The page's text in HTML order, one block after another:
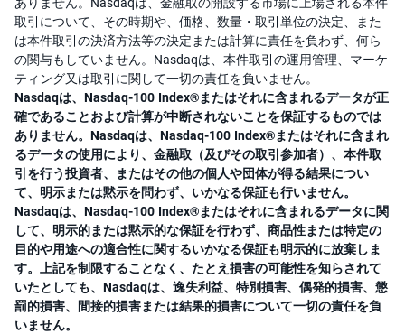
取引について、その時期や、価格、数量・取引単位の決定、また
は本件取引の決済方法等の決定または計算に責任を負わず、何ら
の関与もしていません。Nasdaqは、本件取引の運用管理、マーケ
ティング又は取引に関して一切の責任を負いません。
Nasdaqは、Nasdaq-100 Index®またはそれに含まれるデータが正
確であることおよび計算が中断されないことを保証するものでは
ありません。Nasdaqは、Nasdaq-100 Index®またはそれに含まれ
るデータの使用により、金融取（及びその取引参加者）、本件取
引を行う投資者、またはその他の個人や団体が得る結果につい
て、明示または黙示を問わず、いかなる保証も行いません。
Nasdaqは、Nasdaq-100 Index®またはそれに含まれるデータに関
して、明示的または黙示的な保証を行わず、商品性または特定の
目的や用途への適合性に関するいかなる保証も明示的に放棄しま
す。上記を制限することなく、たとえ損害の可能性を知らされて
いたとしても、Nasdaqは、逸失利益、特別損害、偶発的損害、懲
罰的損害、間接的損害または結果的損害について一切の責任を負
いません。